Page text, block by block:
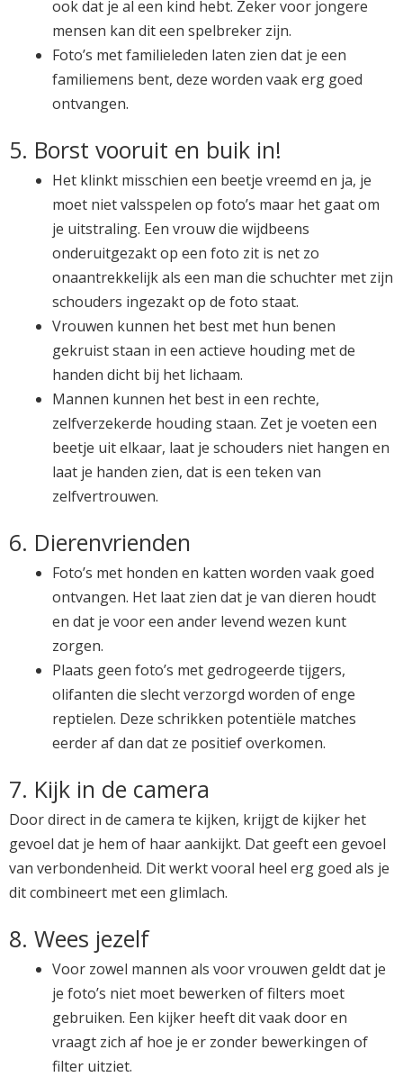
ook dat je al een kind hebt. Zeker voor jongere
mensen kan dit een spelbreker zijn.
Foto’s met familieleden laten zien dat je een
familiemens bent, deze worden vaak erg goed
ontvangen.
5. Borst vooruit en buik in!
Het klinkt misschien een beetje vreemd en ja, je
moet niet valsspelen op foto’s maar het gaat om
je uitstraling. Een vrouw die wijdbeens
onderuitgezakt op een foto zit is net zo
onaantrekkelijk als een man die schuchter met zijn
schouders ingezakt op de foto staat.
Vrouwen kunnen het best met hun benen
gekruist staan in een actieve houding met de
handen dicht bij het lichaam.
Mannen kunnen het best in een rechte,
zelfverzekerde houding staan. Zet je voeten een
beetje uit elkaar, laat je schouders niet hangen en
laat je handen zien, dat is een teken van
zelfvertrouwen.
6. Dierenvrienden
Foto’s met honden en katten worden vaak goed
ontvangen. Het laat zien dat je van dieren houdt
en dat je voor een ander levend wezen kunt
zorgen.
Plaats geen foto’s met gedrogeerde tijgers,
olifanten die slecht verzorgd worden of enge
reptielen. Deze schrikken potentiële matches
eerder af dan dat ze positief overkomen.
7. Kijk in de camera
Door direct in de camera te kijken, krijgt de kijker het
gevoel dat je hem of haar aankijkt. Dat geeft een gevoel
van verbondenheid. Dit werkt vooral heel erg goed als je
dit combineert met een glimlach.
8. Wees jezelf
Voor zowel mannen als voor vrouwen geldt dat je
je foto’s niet moet bewerken of filters moet
gebruiken. Een kijker heeft dit vaak door en
vraagt zich af hoe je er zonder bewerkingen of
filter uitziet.